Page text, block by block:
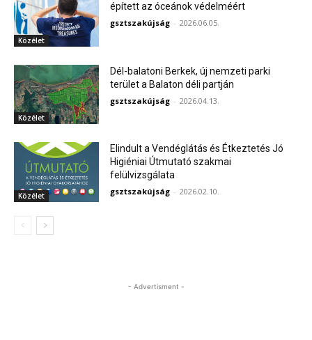
Közélet
épített az óceánok védelméért
gsztszakújság - 2026.06.05.
Közélet
Dél-balatoni Berkek, új nemzeti parki
terület a Balaton déli partján
gsztszakújság - 2026.04.13.
Közélet
Elindult a Vendéglátás és Étkeztetés Jó
Higiéniai Útmutató szakmai
felülvizsgálata
gsztszakújság - 2026.02.10.
- Advertisment -